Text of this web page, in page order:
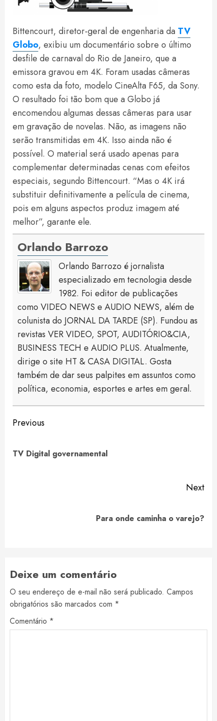
Bittencourt, diretor-geral de engenharia da TV
Globo, exibiu um documentário sobre o último
desfile de carnaval do Rio de Janeiro, que a
emissora gravou em 4K. Foram usadas câmeras
como esta da foto, modelo CineAlta F65, da Sony.
O resultado foi tão bom que a Globo já
encomendou algumas dessas câmeras para usar
em gravação de novelas. Não, as imagens não
serão transmitidas em 4K. Isso ainda não é
possível. O material será usado apenas para
complementar determinadas cenas com efeitos
especiais, segundo Bittencourt. “Mas o 4K irá
substituir definitivamente a película de cinema,
pois em alguns aspectos produz imagem até
melhor”, garante ele.
Orlando Barrozo
Orlando Barrozo é jornalista
especializado em tecnologia desde
1982. Foi editor de publicações
como VIDEO NEWS e AUDIO NEWS, além de
colunista do JORNAL DA TARDE (SP). Fundou as
revistas VER VIDEO, SPOT, AUDITÓRIO&CIA,
BUSINESS TECH e AUDIO PLUS. Atualmente,
dirige o site HT & CASA DIGITAL. Gosta
também de dar seus palpites em assuntos como
política, economia, esportes e artes em geral.
Continue
Previous
TV Digital governamental
Next
Para onde caminha o varejo?
Deixe um comentário
O seu endereço de e-mail não será publicado. Campos
obrigatórios são marcados com *
Comentário *